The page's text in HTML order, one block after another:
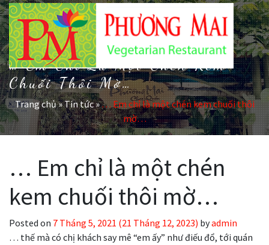
… Em Chỉ Là Một Chén Kem
Chuối Thôi Mờ…
Trang chủ»Tin tức»… Em chỉ là một chén kem chuối thôi
mờ…
… Em chỉ là một chén
kem chuối thôi mờ…
Posted on 7 Tháng 5, 2021 (21 Tháng 12, 2023) byadmin
… thế mà có chị khách say mê “em ấy” như điếu đổ, tới quán